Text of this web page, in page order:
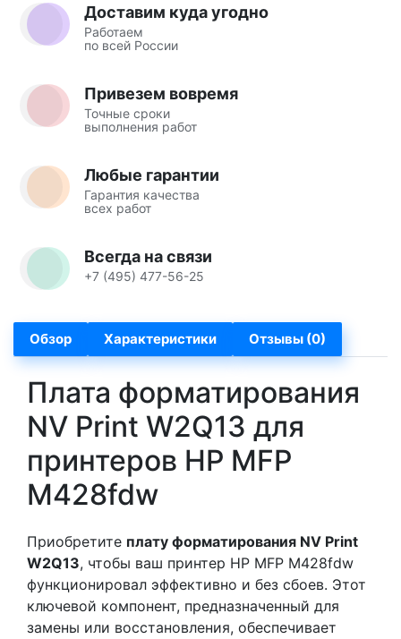
Доставим куда угодно
Работаем
по всей России
Привезем вовремя
Точные сроки
выполнения работ
Любые гарантии
Гарантия качества
всех работ
Всегда на связи
+7 (495) 477-56-25
Обзор Характеристики Отзывы (0)
Плата форматирования
NV Print W2Q13 для
принтеров HP MFP
M428fdw
Приобретите плату форматирования NV Print
W2Q13, чтобы ваш принтер HP MFP M428fdw
функционировал эффективно и без сбоев. Этот
ключевой компонент, предназначенный для
замены или восстановления, обеспечивает